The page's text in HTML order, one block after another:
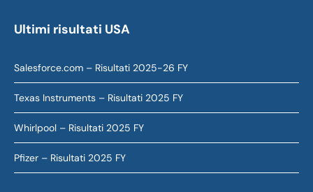
Ultimi risultati USA
Salesforce.com – Risultati 2025-26 FY
Texas Instruments – Risultati 2025 FY
Whirlpool – Risultati 2025 FY
Pfizer – Risultati 2025 FY